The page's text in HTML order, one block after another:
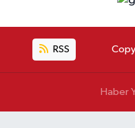
RSS
Haber